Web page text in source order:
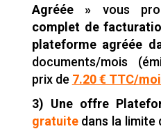
Agréée » vous
complet de
plateforme agréée
documents/mois
prix de 7.20 € TTC/
3) Une offre
gratuitedans la limite